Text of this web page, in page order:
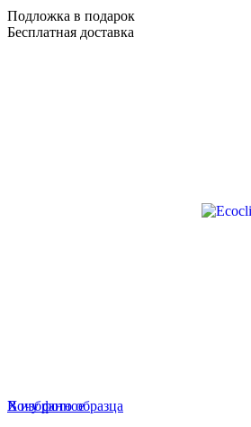
В избранное
Подложка в подарок
Бесплатная доставка
Хочу фото образца